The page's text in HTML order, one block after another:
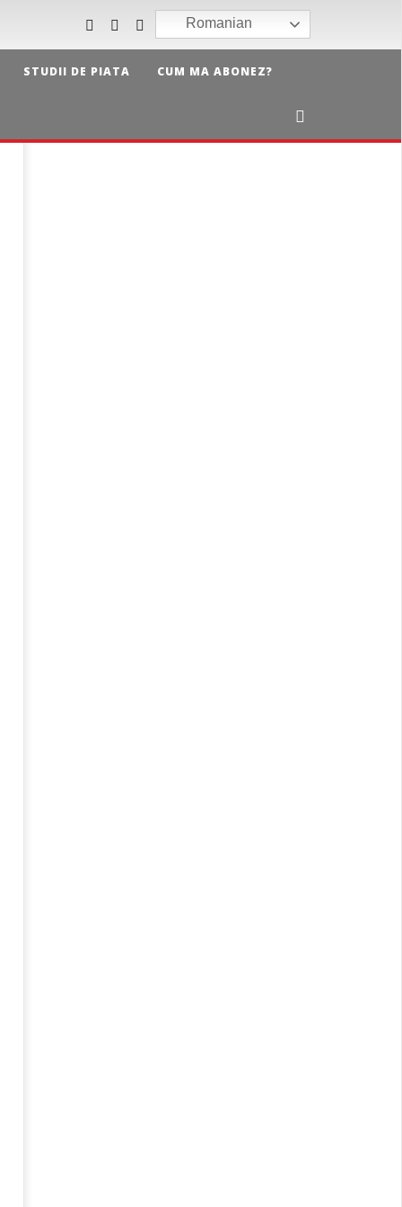
Romanian
STUDII DE PIATA CUM MA ABONEZ?